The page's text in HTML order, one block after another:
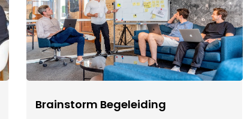
Brainstorm Begeleiding